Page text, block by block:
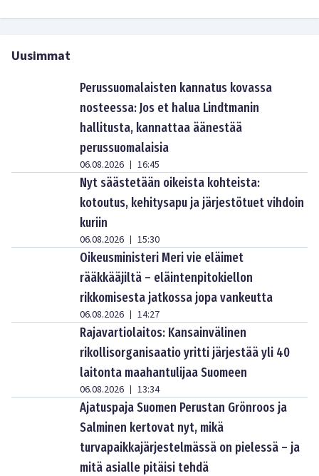
Uusimmat
Perussuomalaisten kannatus kovassa
nosteessa: Jos et halua Lindtmanin
hallitusta, kannattaa äänestää
perussuomalaisia
06.08.2026 | 16:45
Nyt säästetään oikeista kohteista:
kotoutus, kehitysapu ja järjestötuet vihdoin
kuriin
06.08.2026 | 15:30
Oikeusministeri Meri vie eläimet
rääkkääjiltä – eläintenpitokiellon
rikkomisesta jatkossa jopa vankeutta
06.08.2026 | 14:27
Rajavartiolaitos: Kansainvälinen
rikollisorganisaatio yritti järjestää yli 40
laitonta maahantulijaa Suomeen
06.08.2026 | 13:34
Ajatuspaja Suomen Perustan Grönroos ja
Salminen kertovat nyt, mikä
turvapaikkajärjestelmässä on pielessä – ja
mitä asialle pitäisi tehdä